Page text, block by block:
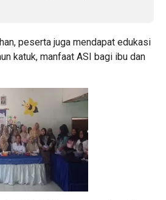
peserta juga mendapat edukasi
katuk, manfaat ASI bagi ibu dan